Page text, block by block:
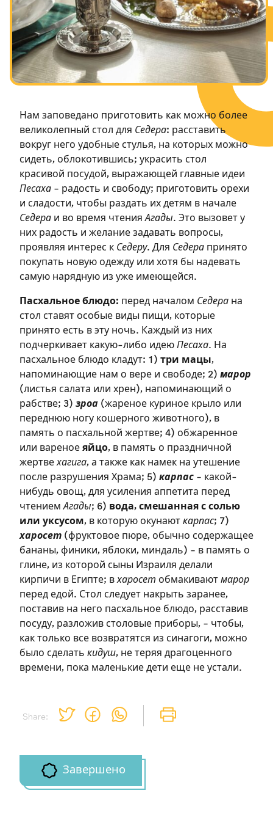
Посты в память о разрушенном Храме
Ханука
Пурим
Share:
Нам заповедано приготовить как можно более
великолепный стол для Седера: расставить
вокруг него удобные стулья, на которых можно
сидеть, облокотившись; украсить стол
красивой посудой, выражающей главные идеи
Песаха – радость и свободу; приготовить орехи
и сладости, чтобы раздать их детям в начале
Седера и во время чтенияАгады. Это вызовет у
них радость и желание задавать вопросы,
проявляя интерес к Седеру. Для Седера принято
покупать новую одежду или хотя бы надевать
самую нарядную из уже имеющейся.
Пасхальное блюдо: перед началом Седера на
стол ставят особые виды пищи, которые
принято есть в эту ночь. Каждый из них
подчеркивает какую-либо идею Песаха. На
пасхальное блюдо кладут: 1) три мацы,
напоминающие нам о вере и свободе; 2) марор
(листья салата или хрен), напоминающий о
рабстве; 3) зроа (жареное куриное крыло или
переднюю ногу кошерного животного), в
память о пасхальной жертве; 4) обжаренное
или вареное яйцо, в память о праздничной
жертвехагига, а также как намек на утешение
после разрушения Храма; 5) карпас – какой-
нибудь овощ, для усиления аппетита перед
чтениемАгады; 6) вода, смешанная с солью
или уксусом, в которую окунают карпас; 7)
харосет (фруктовое пюре, обычно содержащее
бананы, финики, яблоки, миндаль) – в память о
глине, из которой сыны Израиля делали
кирпичи в Египте; вхаросет обмакивают марор
перед едой. Стол следует накрыть заранее,
поставив на него пасхальное блюдо, расставив
посуду, разложив столовые приборы, – чтобы,
как только все возвратятся из синагоги, можно
было сделать кидуш, не теряя драгоценного
времени, пока маленькие дети еще не устали.
Завершено
Зарегистрироваться
на сайте
необходимо зарегистрироваться.
Подписаться Войти